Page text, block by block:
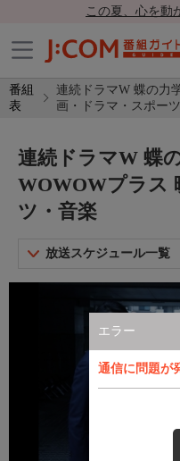
この夏、心を動
番組
表
連続ドラマW 蝶の力
画・ドラマ・スポー
エラー
通信に問題が
連続ドラマW 蝶
WOWOWプラス
ツ・音楽
放送スケジュール一覧